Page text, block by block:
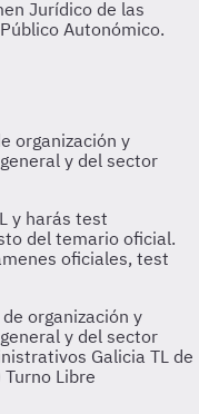
Jurídico de las
Autonómico.
organización y
y del sector
Galicia TL de
Libre